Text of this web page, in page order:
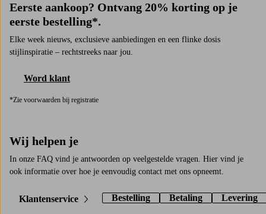
Eerste aankoop? Ontvang 20% korting op je
eerste bestelling*.
Elke week nieuws, exclusieve aanbiedingen en een flinke dosis
stijlinspiratie – rechtstreeks naar jou.
Word klant
*Zie voorwaarden bij registratie
Wij helpen je
In onze FAQ vind je antwoorden op veelgestelde vragen. Hier vind je
ook informatie over hoe je eenvoudig contact met ons opneemt.
Klantenservice Bestelling Betaling Levering